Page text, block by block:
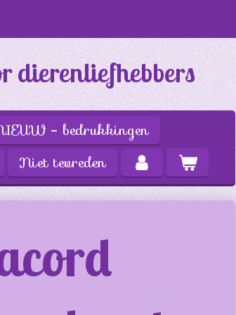
dierenliefhebbers
- bedrukkingen
Niet tevreden